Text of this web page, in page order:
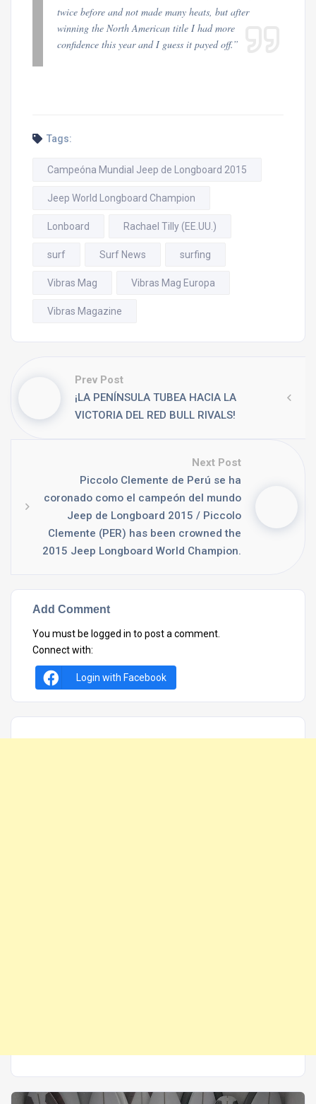
twice before and not made many heats, but after
winning the North American title I had more
confidence this year and I guess it payed off.”
Tags:
Campeóna Mundial Jeep de Longboard 2015
Jeep World Longboard Champion
Lonboard Rachael Tilly (EE.UU.)
surf Surf News surfing
Vibras Mag Vibras Mag Europa
Vibras Magazine
Prev Post
¡LA PENÍNSULA TUBEA HACIA LA
VICTORIA DEL RED BULL RIVALS!
Next Post
Piccolo Clemente de Perú se ha
coronado como el campeón del mundo
Jeep de Longboard 2015 / Piccolo
Clemente (PER) has been crowned the
2015 Jeep Longboard World Champion.
Add Comment
You must be logged in to post a comment.
Connect with:
Login with Facebook